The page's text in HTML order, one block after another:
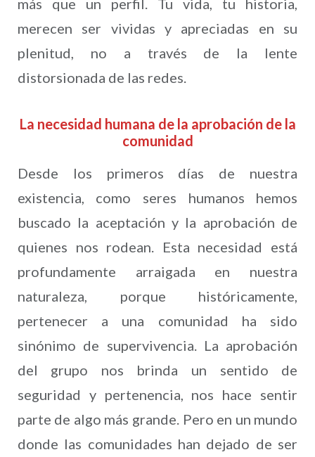
merecen ser vividas y apreciadas en su
plenitud, no a través de la lente
distorsionada de las redes.
La necesidad humana de la aprobación de la
comunidad
Desde los primeros días de nuestra
existencia, como seres humanos hemos
buscado la aceptación y la aprobación de
quienes nos rodean. Esta necesidad está
profundamente arraigada en nuestra
naturaleza, porque históricamente,
pertenecer a una comunidad ha sido
sinónimo de supervivencia. La aprobación
del grupo nos brinda un sentido de
seguridad y pertenencia, nos hace sentir
parte de algo más grande. Pero en un mundo
donde las comunidades han dejado de ser